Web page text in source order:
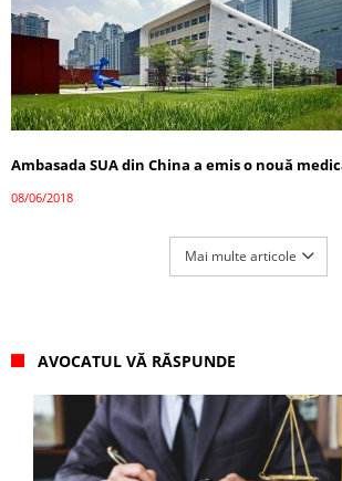
Ambasada SUA din China a emis o nouă
08/06/2018
Mai multe articole
AVOCATUL VĂ RĂSPUNDE